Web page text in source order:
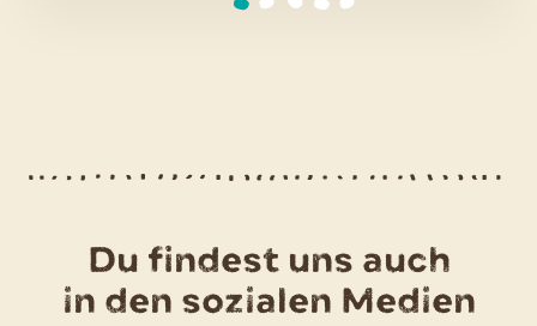
eigenen
Du findest uns auch
in den sozialen Medien